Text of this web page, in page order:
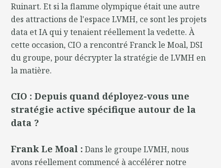
Ruinart. Et si la flamme olympique était une autre
des attractions de l'espace LVMH, ce sont les projets
data et IA qui y tenaient réellement la vedette. À
cette occasion, CIO a rencontré Franck le Moal, DSI
du groupe, pour décrypter la stratégie de LVMH en
la matière.
CIO : Depuis quand déployez-vous une
stratégie active spécifique autour de la
data ?
Frank Le Moal : Dans le groupe LVMH, nous
avons réellement commencé à accélérer notre